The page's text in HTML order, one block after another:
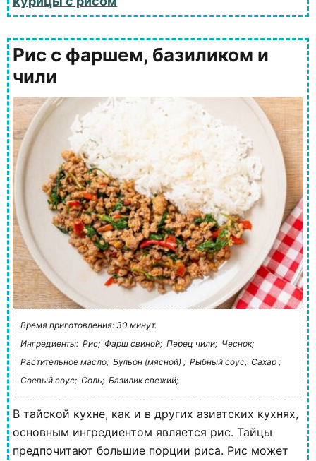
Рис с фаршем, базиликом и
чили
Время приготовления: 30 минут.
Ингредиенты: Рис; Фарш свиной; Перец чили; Чеснок;
Растительное масло; Бульон (мясной) ; Рыбный соус; Сахар ;
Соевый соус; Соль; Базилик свежий;
В тайской кухне, как и в других азиатских кухнях,
основным ингредиентом является рис. Тайцы
предпочитают большие порции риса. Рис может